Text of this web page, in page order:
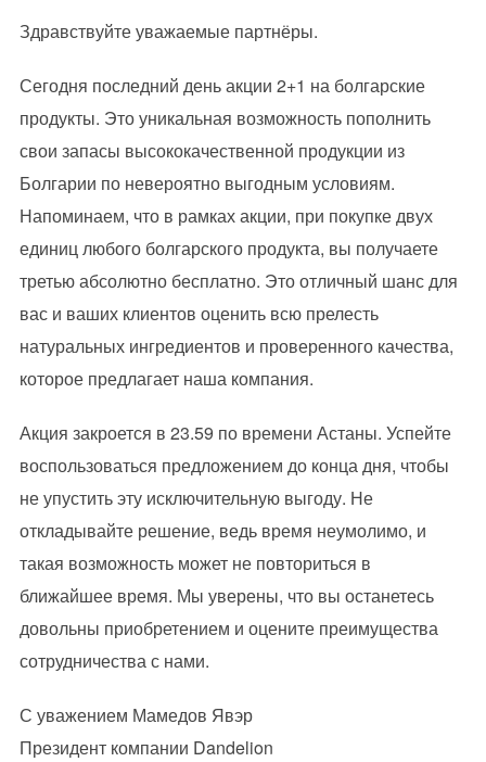
Здравствуйте уважаемые партнёры.
Сегодня последний день акции 2+1 на болгарские
продукты. Это уникальная возможность пополнить
свои запасы высококачественной продукции из
Болгарии по невероятно выгодным условиям.
Напоминаем, что в рамках акции, при покупке двух
единиц любого болгарского продукта, вы получаете
третью абсолютно бесплатно. Это отличный шанс для
вас и ваших клиентов оценить всю прелесть
натуральных ингредиентов и проверенного качества,
которое предлагает наша компания.
Акция закроется в 23.59 по времени Астаны. Успейте
воспользоваться предложением до конца дня, чтобы
не упустить эту исключительную выгоду. Не
откладывайте решение, ведь время неумолимо, и
такая возможность может не повториться в
ближайшее время. Мы уверены, что вы останетесь
довольны приобретением и оцените преимущества
сотрудничества с нами.
С уважением Мамедов Явэр
Президент компании Dandelion